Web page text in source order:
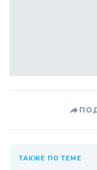
ТАКЖЕ ПО ТЕМЕ